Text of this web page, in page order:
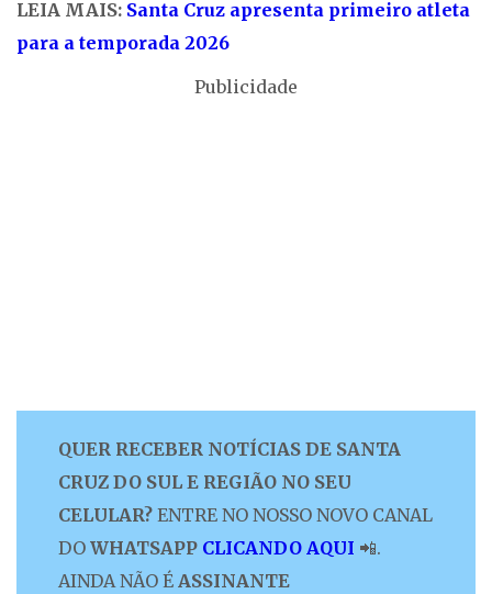
LEIA MAIS: Santa Cruz apresenta primeiro atleta
para a temporada 2026
Publicidade
QUER RECEBER NOTÍCIAS DE SANTA
CRUZ DO SUL E REGIÃO NO SEU
CELULAR? ENTRE NO NOSSO NOVO CANAL
DO WHATSAPP CLICANDO AQUI 📲.
AINDA NÃO É ASSINANTE